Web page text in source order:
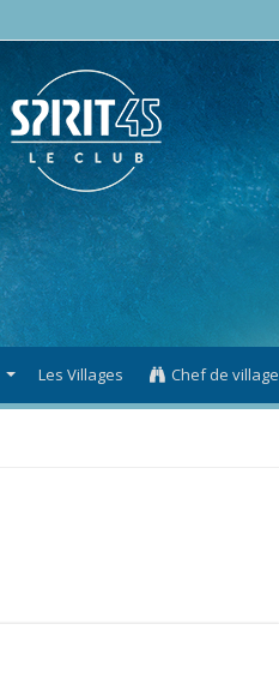
Les Villages Chef de village